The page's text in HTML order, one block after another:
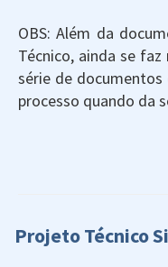
OBS: Além da
Técnico, ainda se
série de
processo quando da
Projeto Técnico